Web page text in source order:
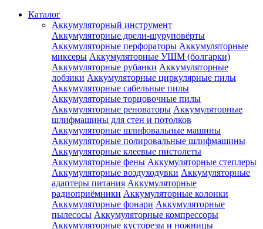
Каталог
Аккумуляторный инструмент
Аккумуляторные дрели-шуруповёрты
Аккумуляторные перфораторы Аккумуляторные
миксеры Аккумуляторные УШМ (болгарки)
Аккумуляторные рубанки Аккумуляторные
лобзики Аккумуляторные циркулярные пилы
Аккумуляторные сабельные пилы
Аккумуляторные торцовочные пилы
Аккумуляторные реноваторы Аккумуляторные
шлифмашины для стен и потолков
Аккумуляторные шлифовальные машины
Аккумуляторные полировальные шлифмашины
Аккумуляторные клеевые пистолеты
Аккумуляторные фены Аккумуляторные степлеры
Аккумуляторные воздуходувки Аккумуляторные
адаптеры питания Аккумуляторные
радиоприёмники Аккумуляторные колонки
Аккумуляторные фонари Аккумуляторные
пылесосы Аккумуляторные компрессоры
Аккумуляторные кусторезы и ножницы